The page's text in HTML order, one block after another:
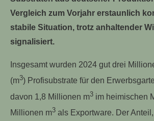
Vergleich zum Vorjahr erstaunlich
stabile Situation, trotz anhaltender
signalisiert.
Insgesamt wurden 2024 gut drei
(m3) Profisubstrate für den
davon 1,8 Millionen m3 im heimischen
Millionen m3 als Exportware. Der